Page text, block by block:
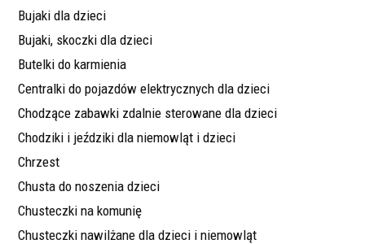
Bujaki dla dzieci
Bujaki, skoczki dla dzieci
Butelki do karmienia
Centralki do pojazdów elektrycznych dla dzieci
Chodzące zabawki zdalnie sterowane dla dzieci
Chodziki i jeździki dla niemowląt i dzieci
Chrzest
Chusta do noszenia dzieci
Chusteczki na komunię
Chusteczki nawilżane dla dzieci i niemowląt